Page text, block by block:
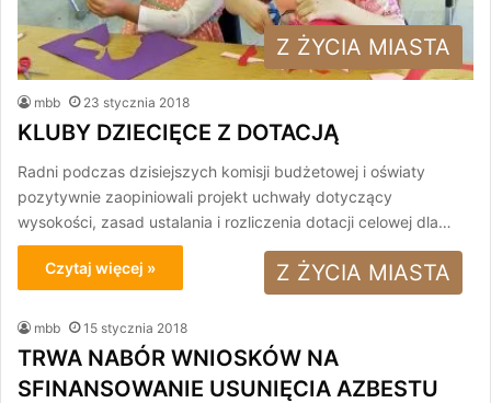
Z ŻYCIA MIASTA
mbb 23 stycznia 2018
KLUBY DZIECIĘCE Z DOTACJĄ
Radni podczas dzisiejszych komisji budżetowej i oświaty
pozytywnie zaopiniowali projekt uchwały dotyczący
wysokości, zasad ustalania i rozliczenia dotacji celowej dla…
Czytaj więcej » Z ŻYCIA MIASTA
mbb 15 stycznia 2018
TRWA NABÓR WNIOSKÓW NA
SFINANSOWANIE USUNIĘCIA AZBESTU